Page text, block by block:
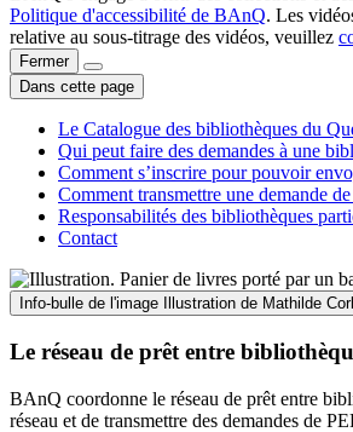
Politique d'accessibilité de BAnQ. Les
relative au sous-titrage des vidéos, veuillez
Fermer
Dans cette page
Le Catalogue des bibliothèques du
Qui peut faire des demandes à une
Comment s’inscrire pour pouvoir
Comment transmettre une demande
Responsabilités des bibliothèques
Contact
Info-bulle de l'image Illustration de Mathilde
Le réseau de prêt entre
BAnQ coordonne le réseau de prêt entre
réseau et de transmettre des demandes de